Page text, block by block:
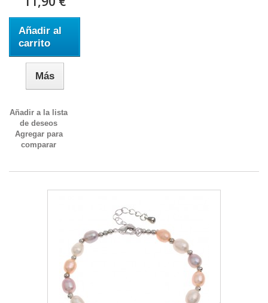
Añadir al
carrito
Más
Añadir a la lista
de deseos
Agregar para
comparar